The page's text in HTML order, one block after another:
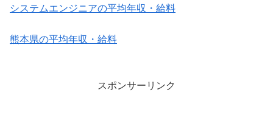
システムエンジニアの平均年収・給料
熊本県の平均年収・給料
スポンサーリンク